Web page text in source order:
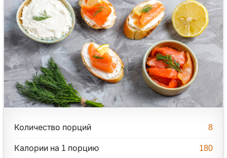
Количество порций 8
Калории на 1 порцию 180